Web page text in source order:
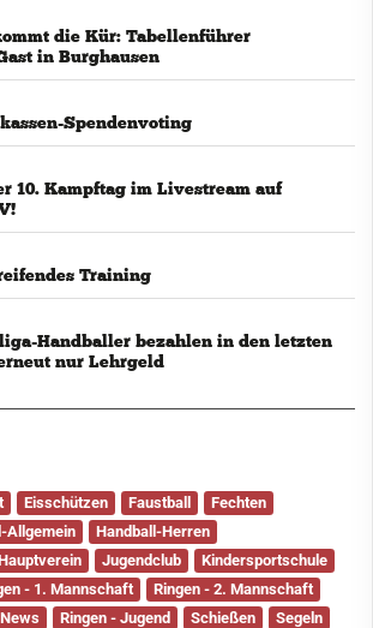
die Kür: Tabellenführer
in Burghausen
Spendenvoting
10. Kampftag im Livestream auf
Training
Handballer bezahlen in den letzten
nur Lehrgeld
Eisschützen Faustball
Fechten
Allgemein
Handball-Herren
Jugendclub
Kindersportschule
- 1. Mannschaft
Ringen - 2. Mannschaft
Ringen - Jugend Schießen Segeln